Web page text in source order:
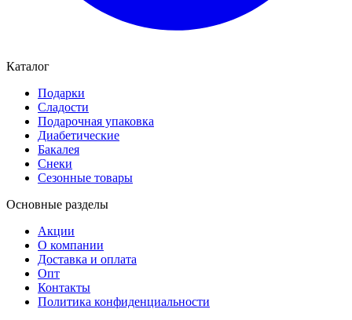
Каталог
Подарки
Сладости
Подарочная упаковка
Диабетические
Бакалея
Снеки
Сезонные товары
Основные разделы
Акции
О компании
Доставка и оплата
Опт
Контакты
Политика конфиденциальности